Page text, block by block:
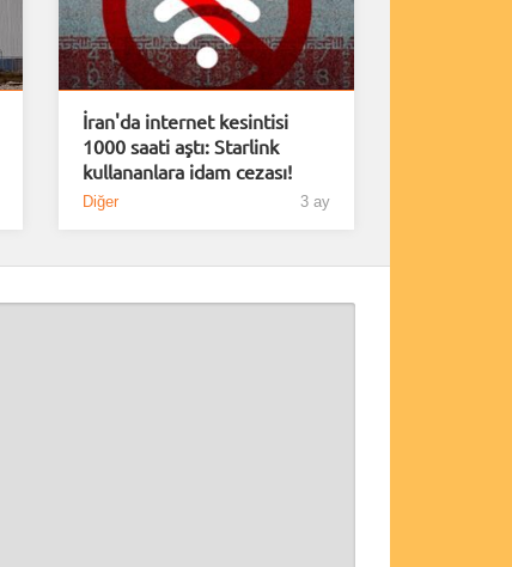
İran'da internet kesintisi
1000 saati aştı: Starlink
kullananlara idam cezası!
Diğer 3 ay